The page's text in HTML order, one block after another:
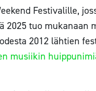
Festivalille,
2025 tuo
2012 lähtien
musiikin